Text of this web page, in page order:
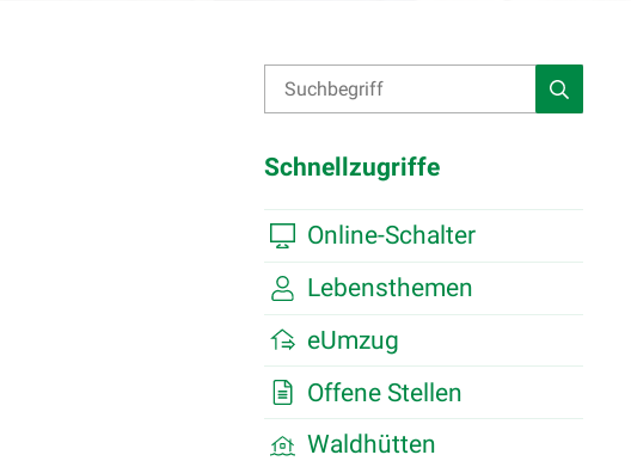
Suche
Suchbegriff
Suche
Schnellzugriffe
Online-Schalter
Lebensthemen
eUmzug
Offene Stellen
Waldhütten